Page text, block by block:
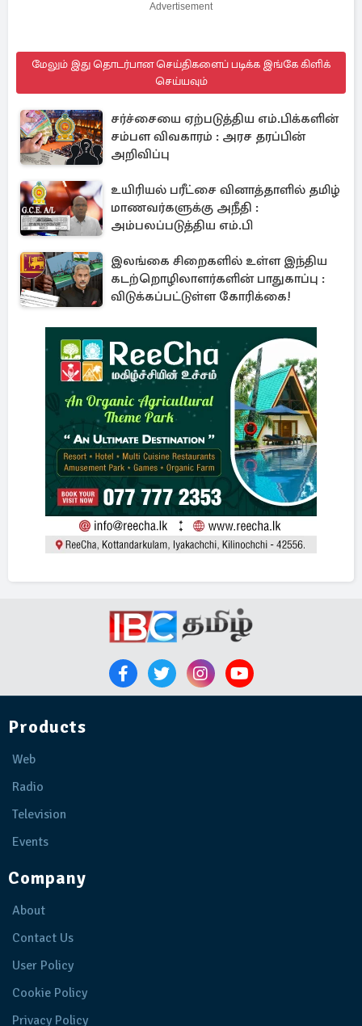
Advertisement
மேலும் இது தொடர்பான செய்திகளைப் படிக்க இங்கே கிளிக்
செய்யவும்
சர்ச்சையை ஏற்படுத்திய எம்.பிக்களின்
சம்பள விவகாரம் : அரச தரப்பின்
அறிவிப்பு
உயிரியல் பரீட்சை வினாத்தாளில் தமிழ்
மாணவர்களுக்கு அநீதி :
அம்பலப்படுத்திய எம்.பி
இலங்கை சிறைகளில் உள்ள இந்திய
கடற்றொழிலாளர்களின் பாதுகாப்பு :
விடுக்கப்பட்டுள்ள கோரிக்கை!
Products
Web
Radio
Television
Events
Company
About
Contact Us
User Policy
Cookie Policy
Privacy Policy